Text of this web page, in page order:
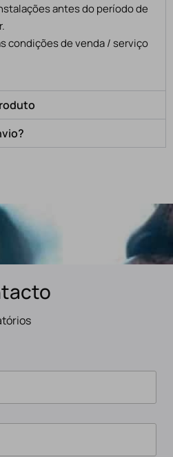
antes do período de
condições de venda / serviço